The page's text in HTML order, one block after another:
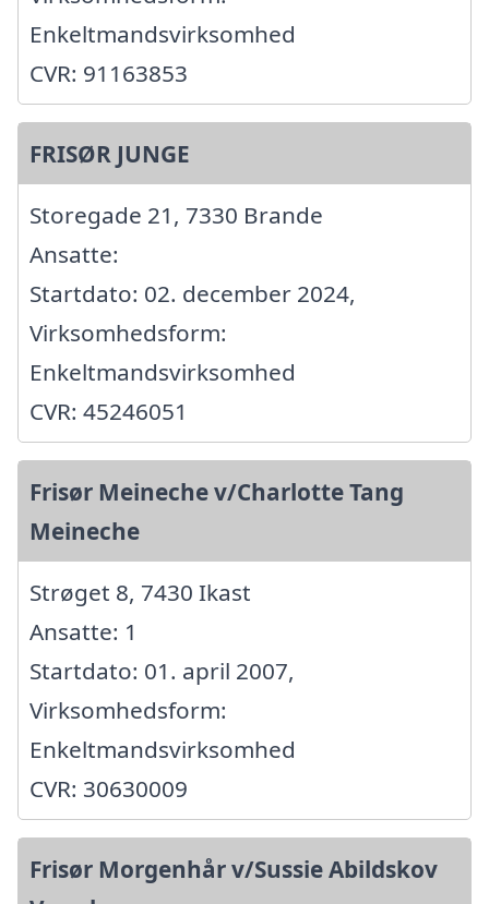
Enkeltmandsvirksomhed
CVR: 91163853
FRISØR JUNGE
Storegade 21, 7330 Brande
Ansatte:
Startdato: 02. december 2024,
Virksomhedsform:
Enkeltmandsvirksomhed
CVR: 45246051
Frisør Meineche v/Charlotte Tang
Meineche
Strøget 8, 7430 Ikast
Ansatte: 1
Startdato: 01. april 2007,
Virksomhedsform:
Enkeltmandsvirksomhed
CVR: 30630009
Frisør Morgenhår v/Sussie Abildskov